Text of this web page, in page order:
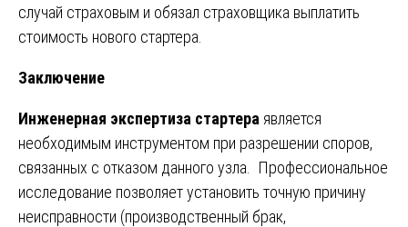
случай страховым и обязал страховщика выплатить
стоимость нового стартера.
Заключение
Инженерная экспертиза стартера является
необходимым инструментом при разрешении споров,
связанных с отказом данного узла. Профессиональное
исследование позволяет установить точную причину
неисправности (производственный брак,